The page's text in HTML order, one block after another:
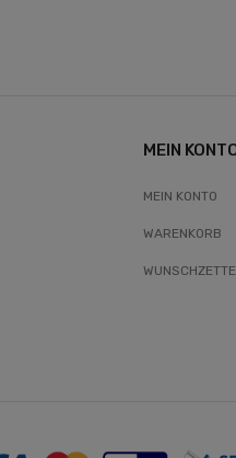
MEIN
MEIN KONTO
WARENKORB